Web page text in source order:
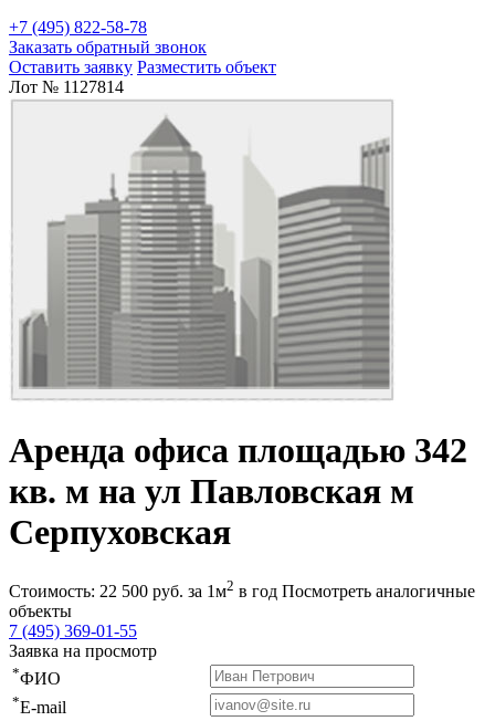
+7 (495) 822-58-78
Заказать обратный звонок
Оставить заявку Разместить объект
Лот № 1127814
Аренда офиса площадью 342
кв. м на ул Павловская м
Серпуховская
Стоимость: 22 500 руб. за 1м2 в год Посмотреть аналогичные
объекты
7 (495) 369-01-55
Заявка на просмотр
*ФИО
*E-mail